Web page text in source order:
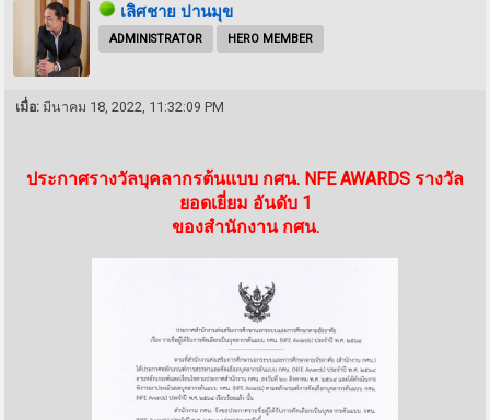
เลิศชาย ปานมุข
ADMINISTRATOR HERO MEMBER
เมื่อ: มีนาคม 18, 2022, 11:32:09 PM
ประกาศรางวัลบุคลากรต้นแบบ กศน. NFE AWARDS รางวัล
ยอดเยี่ยม อันดับ 1
ของสำนักงาน กศน.